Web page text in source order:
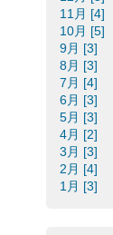
11月 [4]
10月 [5]
9月 [3]
8月 [3]
7月 [4]
6月 [3]
5月 [3]
4月 [2]
3月 [3]
2月 [4]
1月 [3]